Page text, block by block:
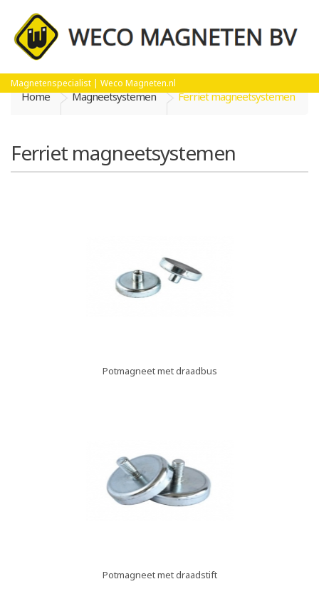
Magnetenspecialist | Weco Magneten.nl
Home Magneetsystemen Ferriet magneetsystemen
Ferriet magneetsystemen
Potmagneet met draadbus
Potmagneet met draadstift